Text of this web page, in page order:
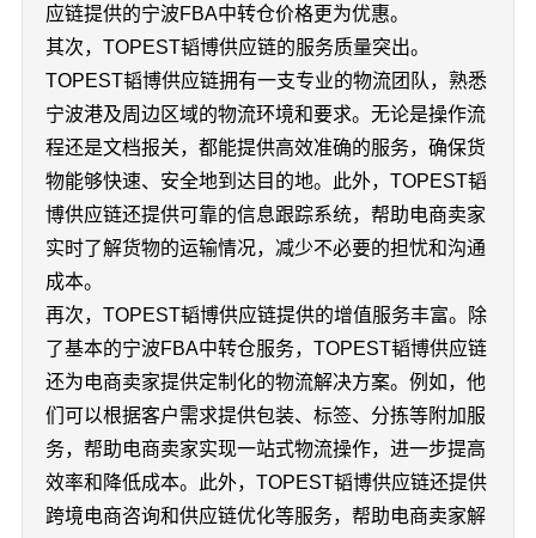
应链提供的宁波FBA中转仓价格更为优惠。
其次，TOPEST韬博供应链的服务质量突出。
TOPEST韬博供应链拥有一支专业的物流团队，熟悉
宁波港及周边区域的物流环境和要求。无论是操作流
程还是文档报关，都能提供高效准确的服务，确保货
物能够快速、安全地到达目的地。此外，TOPEST韬
博供应链还提供可靠的信息跟踪系统，帮助电商卖家
实时了解货物的运输情况，减少不必要的担忧和沟通
成本。
再次，TOPEST韬博供应链提供的增值服务丰富。除
了基本的宁波FBA中转仓服务，TOPEST韬博供应链
还为电商卖家提供定制化的物流解决方案。例如，他
们可以根据客户需求提供包装、标签、分拣等附加服
务，帮助电商卖家实现一站式物流操作，进一步提高
效率和降低成本。此外，TOPEST韬博供应链还提供
跨境电商咨询和供应链优化等服务，帮助电商卖家解